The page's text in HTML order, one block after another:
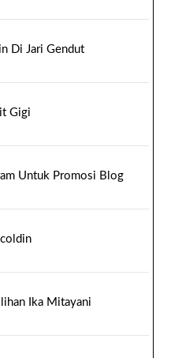
Di Jari Gendut
Gigi
Untuk Promosi Blog
Ika Mitayani